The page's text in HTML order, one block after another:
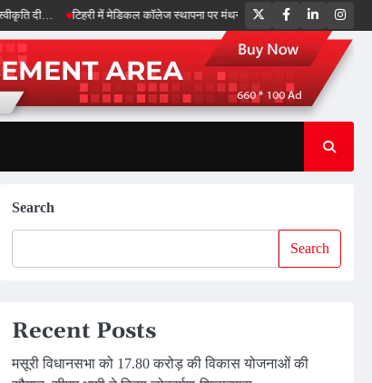
टिहरी में मेडिकल कॉलेज स्थापना पर मंथन, स्वास्थ्य सेवाओं को और मजबूत करेगी
TwitterFacebookLinkedIn
Search
Search
Recent Posts
मसूरी विधानसभा को 17.80 करोड़ की विकास योजनाओं की